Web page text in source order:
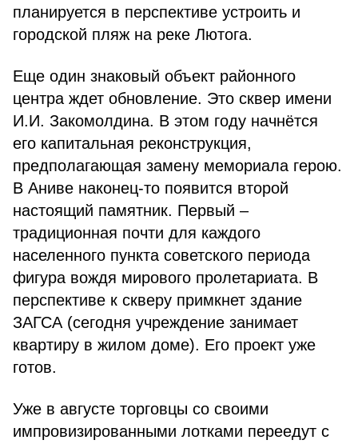
планируется в перспективе устроить и
городской пляж на реке Лютога.
Еще один знаковый объект районного
центра ждет обновление. Это сквер имени
И.И. Закомолдина. В этом году начнётся
его капитальная реконструкция,
предполагающая замену мемориала герою.
В Аниве наконец-то появится второй
настоящий памятник. Первый –
традиционная почти для каждого
населенного пункта советского периода
фигура вождя мирового пролетариата. В
перспективе к скверу примкнет здание
ЗАГСА (сегодня учреждение занимает
квартиру в жилом доме). Его проект уже
готов.
Уже в августе торговцы со своими
импровизированными лотками переедут с